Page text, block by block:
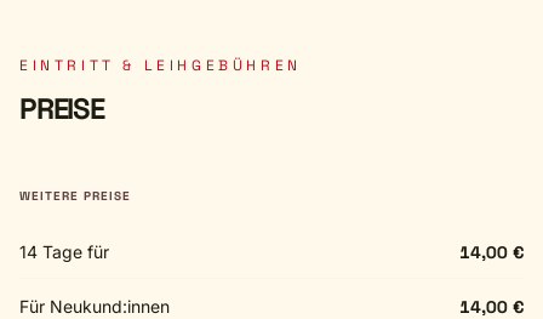
EINTRITT & LEIHGEBÜHREN
PREISE
WEITERE PREISE
14 Tage für 14,00 €
Für Neukund:innen 14,00 €